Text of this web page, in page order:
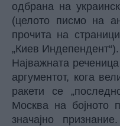
одбрана на
(целото писмо на
прочита на
„Киев Индепендент“).
Најважната
аргументот, кога
ракети се
Москва на бојното
значајно